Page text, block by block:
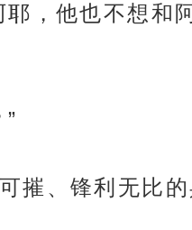
，他也不想和
摧、锋利无比